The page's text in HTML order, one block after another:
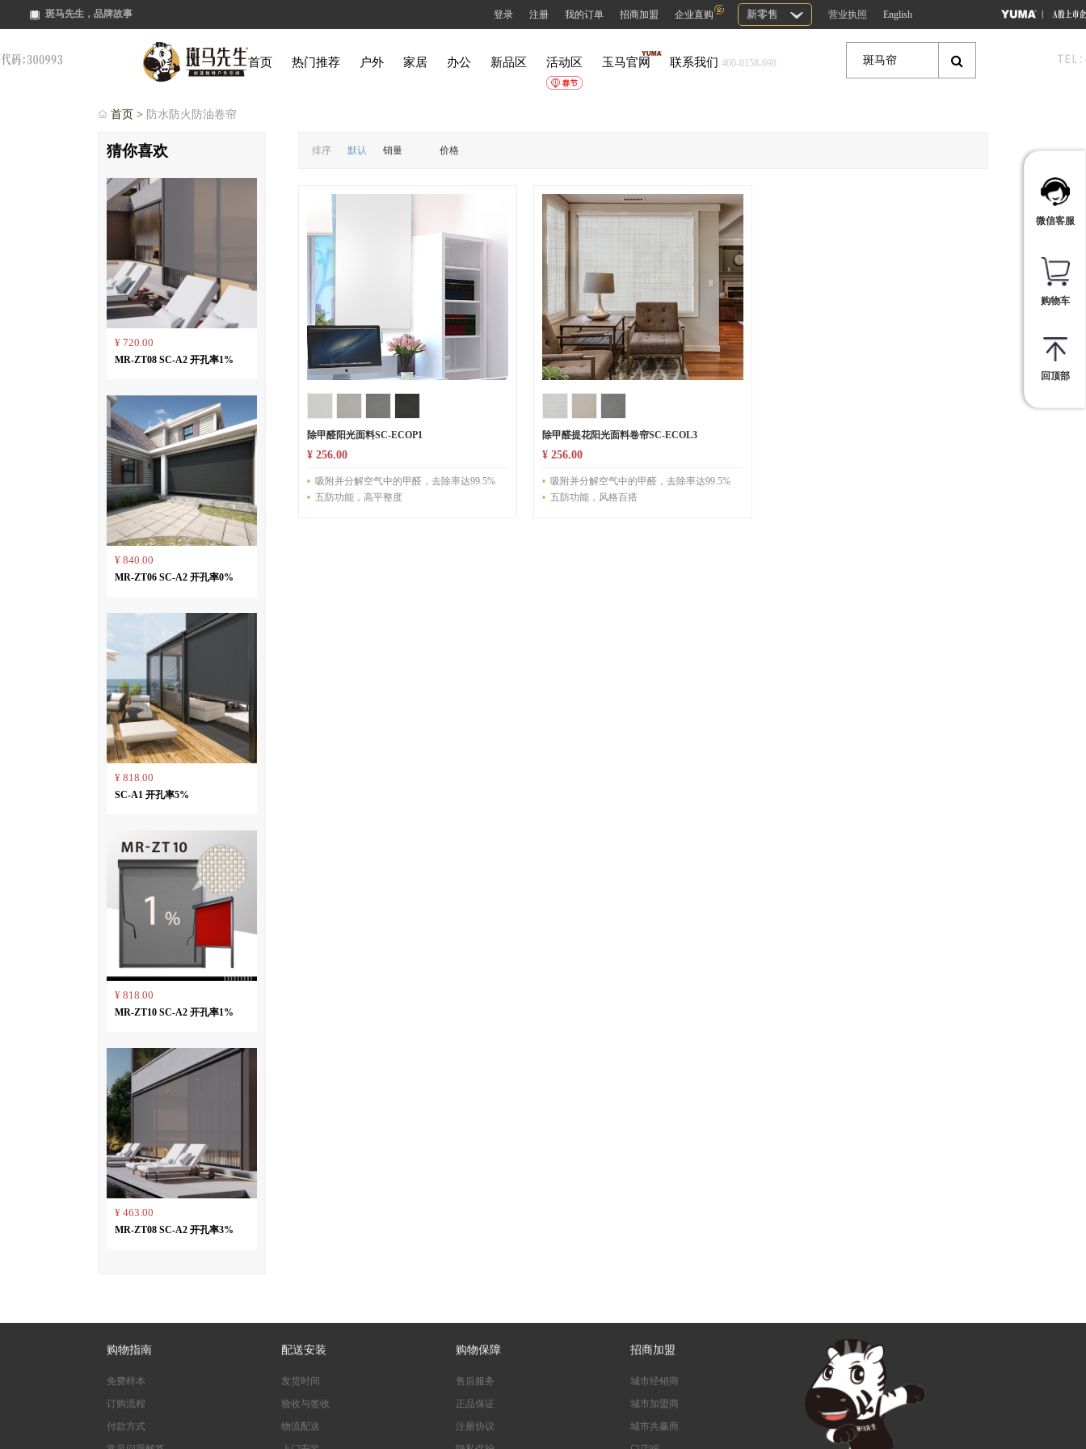
斑马先生，品牌故事 登录 注册 我的订单 招商加盟 企业直购 新零售 营业执照 English
首页 热门推荐 户外 家居 办公 新品区 活动区 玉马官网 联系我们 400-0158-698
首页 > 防水防火防油卷帘
猜你喜欢
¥ 720.00
MR-ZT08 SC-A2 开孔率1%
¥ 840.00
MR-ZT06 SC-A2 开孔率0%
¥ 818.00
SC-A1 开孔率5%
¥ 818.00
MR-ZT10 SC-A2 开孔率1%
¥ 463.00
MR-ZT08 SC-A2 开孔率3%
排序 默认 销量 价格
除甲醛阳光面料SC-ECOP1
¥ 256.00
吸附并分解空气中的甲醛，去除率达99.5%
五防功能，高平整度
除甲醛提花阳光面料卷帘SC-ECOL3
¥ 256.00
吸附并分解空气中的甲醛，去除率达99.5%
五防功能，风格百搭
购物指南
免费样本
订购流程
付款方式
配送安装
发货时间
验收与签收
物流配送
购物保障
售后服务
正品保证
注册协议
招商加盟
城市经销商
城市加盟商
城市共赢商
微信客服
购物车
回顶部